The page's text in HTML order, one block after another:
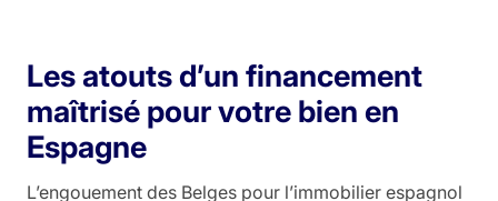
Les atouts d’un financement
maîtrisé pour votre bien en
Espagne
L’engouement des Belges pour l’immobilier espagnol